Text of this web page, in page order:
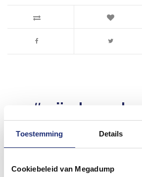
Toestemming Details
Cookiebeleid van Megadump
badkamer op Instagram met
en tag @megadumpnl. Samen
inspirerende omgeving vol